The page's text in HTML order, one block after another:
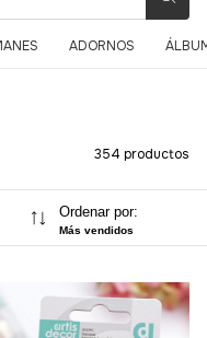
ADORNOS
354 productos
Ordenar por:
Más vendidos